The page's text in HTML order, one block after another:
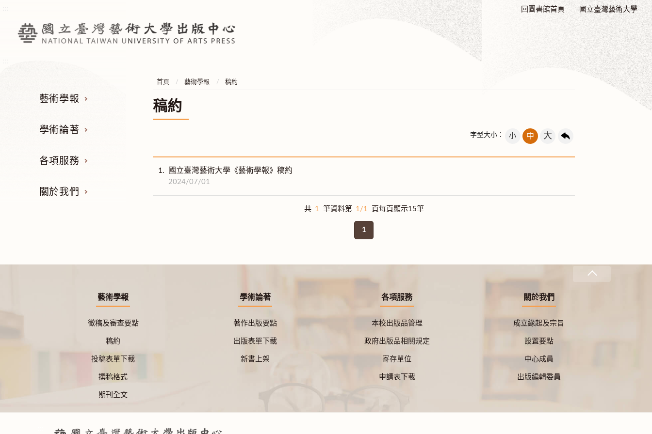
回圖書館首頁 國立臺灣藝術大學
藝術學報
學術論著
各項服務
關於我們
首頁 藝術學報 稿約
稿約
字型大小： 小 中 大
1. 國立臺灣藝術大學《藝術學報》稿約
2024/07/01
共 1 筆資料第 1/1 頁每頁顯示15筆
1
藝術學報
徵稿及審查要點
稿約
投稿表單下載
撰稿格式
期刊全文
學術論著
著作出版要點
出版表單下載
新書上架
各項服務
本校出版品管理
政府出版品相關規定
寄存單位
申請表下載
關於我們
成立緣起及宗旨
設置要點
中心成員
出版編輯委員